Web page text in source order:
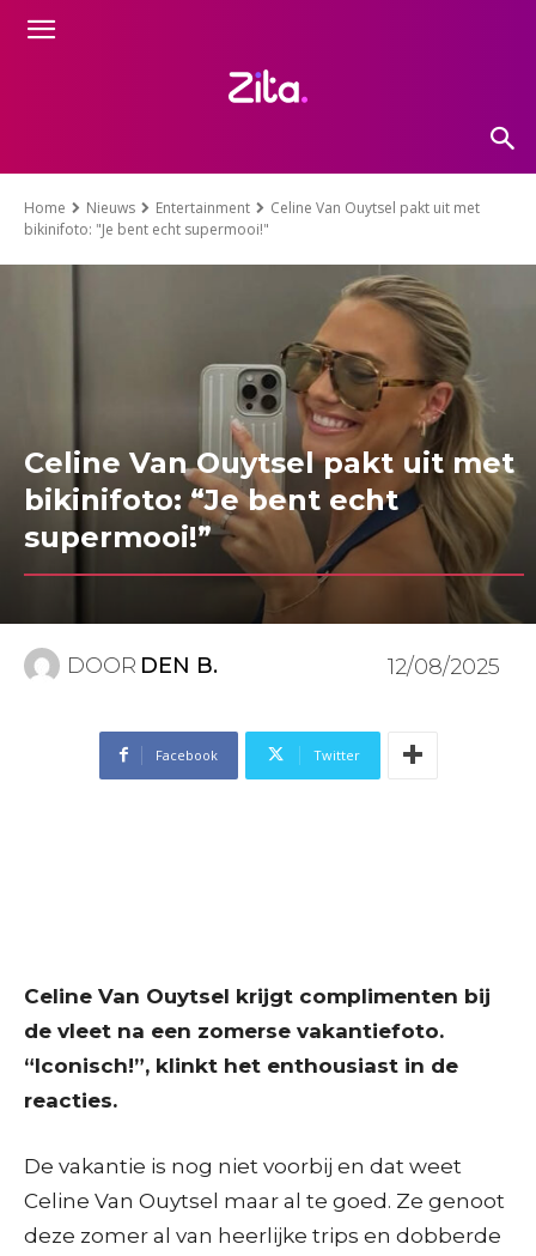
Home Nieuws Entertainment
Celine Van Ouytsel pakt uit met
bikinifoto: "Je bent echt supermooi!"
Celine Van Ouytsel pakt uit met
bikinifoto: “Je bent echt
supermooi!”
DOOR DEN B. 12/08/2025
Facebook Twitter
Celine Van Ouytsel krijgt complimenten bij
de vleet na een zomerse vakantiefoto.
“Iconisch!”, klinkt het enthousiast in de
reacties.
De vakantie is nog niet voorbij en dat weet
Celine Van Ouytsel maar al te goed. Ze genoot
deze zomer al van heerlijke trips en dobberde